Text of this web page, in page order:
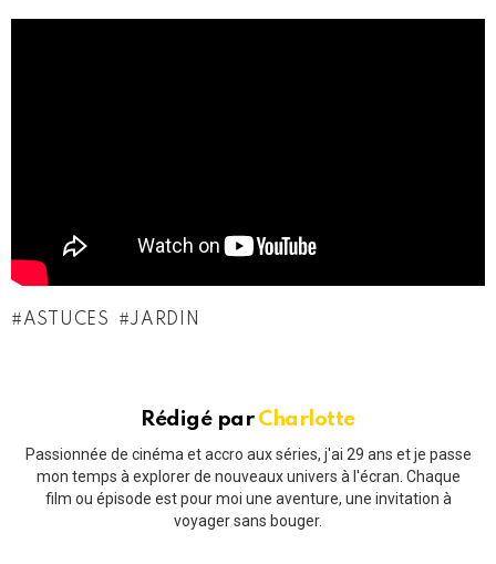
ASTUCES JARDIN
Rédigé par Charlotte
Passionnée de cinéma et accro aux séries, j'ai 29 ans et je passe
mon temps à explorer de nouveaux univers à l'écran. Chaque
film ou épisode est pour moi une aventure, une invitation à
voyager sans bouger.